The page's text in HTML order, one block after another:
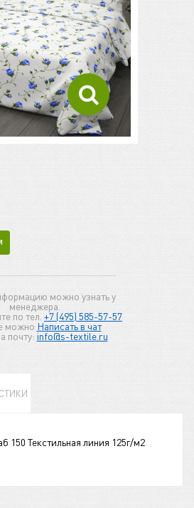
можно узнать у
менеджера.
по тел. +7 (495) 585-57-57
можно Написать в чат
почту:info@s-textile.ru
150 Текстильная линия 125г/м2